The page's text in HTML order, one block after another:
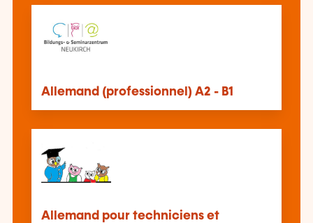
Allemand (professionnel) A2 - B1
Allemand pour techniciens et